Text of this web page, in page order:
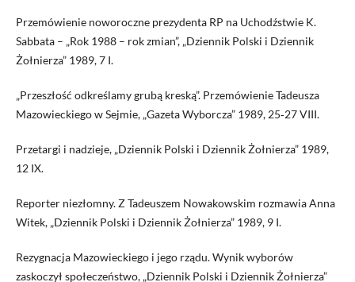
Przemówienie noworoczne prezydenta RP na Uchodźstwie K.
Sabbata – „Rok 1988 – rok zmian”, „Dziennik Polski i Dziennik
Żołnierza” 1989, 7 I.
„Przeszłość odkreślamy grubą kreską”. Przemówienie Tadeusza
Mazowieckiego w Sejmie, „Gazeta Wyborcza” 1989, 25‑27 VIII.
Przetargi i nadzieje, „Dziennik Polski i Dziennik Żołnierza” 1989,
12 IX.
Reporter niezłomny. Z Tadeuszem Nowakowskim rozmawia Anna
Witek, „Dziennik Polski i Dziennik Żołnierza” 1989, 9 I.
Rezygnacja Mazowieckiego i jego rządu. Wynik wyborów
zaskoczył społeczeństwo, „Dziennik Polski i Dziennik Żołnierza”